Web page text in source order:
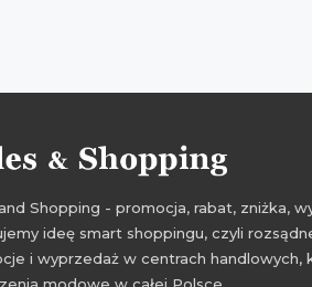
Shopping - promocja, rabat, zniżka,
ideę smart shoppingu, czyli
i wyprzedaż w centrach
modowe w całej Polsce.